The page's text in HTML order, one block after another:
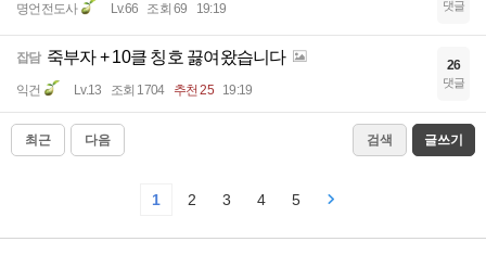
명언전도사 Lv.66 조회 69 19:19 댓글
잡담 죽부자 + 10클 칭호 끓여왔습니다
익건 Lv.13 조회 1704 추천 25 19:19
26
댓글
최근 다음 검색 글쓰기
1 2 3 4 5